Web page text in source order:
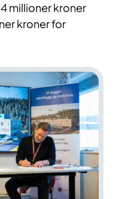
millioner kroner
kroner for